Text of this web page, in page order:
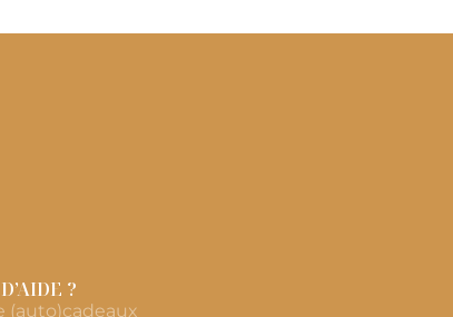
?
(auto)cadeaux